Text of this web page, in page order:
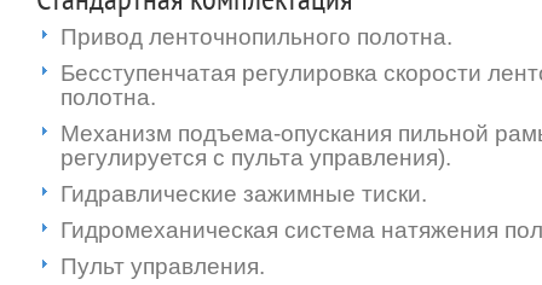
Привод ленточнопильного полотна.
Бесступенчатая регулировка скорости
полотна.
Механизм подъема-опускания пильной
регулируется с пульта управления).
Гидравлические зажимные тиски.
Гидромеханическая система натяжения
Пульт управления.